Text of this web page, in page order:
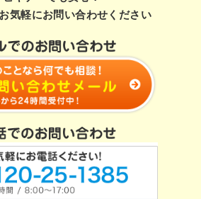
気軽にお問い合わせください